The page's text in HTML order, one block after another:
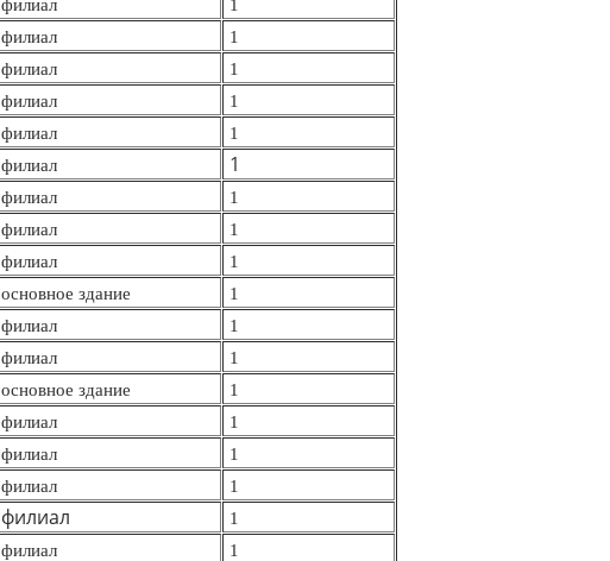
филиал 1
филиал
1
филиал
1
филиал
1
филиал
1
филиал 1
филиал
1
филиал
1
филиал
1
основное здание
1
филиал
1
филиал
1
основное здание
1
филиал
1
филиал
1
филиал
1
филиал
1
филиал
1